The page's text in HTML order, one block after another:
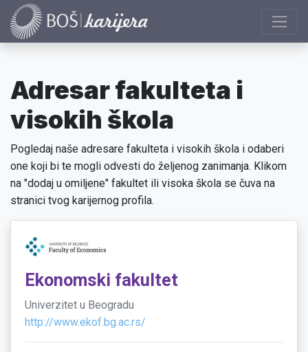
Adresar fakulteta i
visokih škola
Pogledaj naše adresare fakulteta i visokih škola i odaberi
one koji bi te mogli odvesti do željenog zanimanja. Klikom
na "dodaj u omiljene" fakultet ili visoka škola se čuva na
stranici tvog karijernog profila.
Ekonomski fakultet
Univerzitet u Beogradu
http://www.ekof.bg.ac.rs/